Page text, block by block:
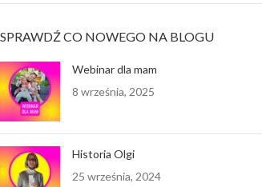
SPRAWDŹ CO NOWEGO NA BLOGU
Webinar dla mam
8 września, 2025
Historia Olgi
25 września, 2024